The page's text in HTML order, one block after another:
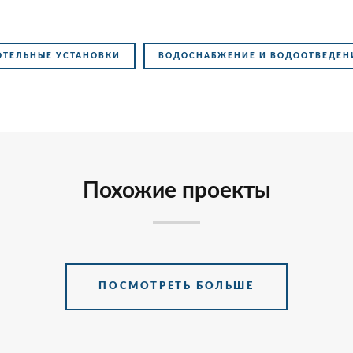
УСТАНОВКИ ВОДОСНАБЖЕНИЕ И
Похожие проекты
ПОСМОТРЕТЬ БОЛЬШЕ